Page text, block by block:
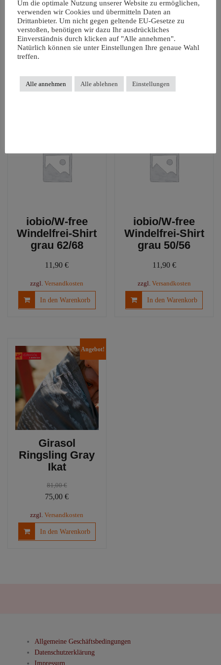
Windelfrei-Shirt
grau 86/92
11,90
Windelfrei-Shirt
grau 74/80
11,90
iobio/W-free
Windelfrei-Shirt
grau 62/68
11,90€
zzgl.Versandkosten
In den Warenkorb
iobio/W-free
Windelfrei-Shirt
grau 50/56
11,90 €
zzgl. Versandkosten
In den Warenkorb
Angebot!
Girasol
Ringsling Gray
Ikat
81,00€
Ursprünglicher
war:
81,00 €
75,00€Aktueller
ist:
75,00 €.
zzgl.Versandkosten
In den Warenkorb
Allgemeine Geschäftsbedingungen
Datenschutzerklärung
Impressum
Um die optimale Nutzung unserer Website zu ermöglichen,
verwenden wir Cookies und übermitteln Daten an
Drittanbieter. Um nicht gegen geltende EU-Gesetze zu
verstoßen, benötigen wir dazu Ihr ausdrückliches
Einverständnis durch klicken auf "Alle annehmen".
Natürlich können sie unter Einstellungen Ihre genaue Wahl
treffen.
Alle annehmen Alle ablehnen Einstellungen